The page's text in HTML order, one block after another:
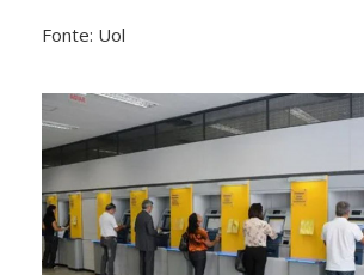
Fonte: Uol